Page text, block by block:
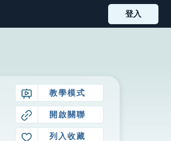
登入
教學模式
開啟關聯
列入收藏